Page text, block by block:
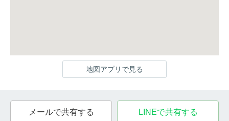
地図アプリで見る
メールで共有する LINEで共有する